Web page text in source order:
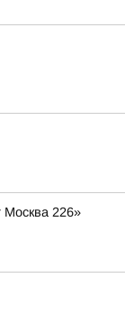
Москва 226»